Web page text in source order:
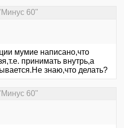
60"
мумие написано,что
принимать внутрь,а
знаю,что делать?
60"